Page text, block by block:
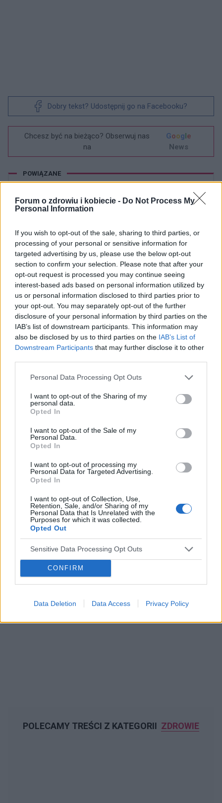
Forum o zdrowiu i kobiecie - Do Not Process My
Personal Information
If you wish to opt-out of the sale, sharing to third parties, or
processing of your personal or sensitive information for
targeted advertising by us, please use the below opt-out
section to confirm your selection. Please note that after your
opt-out request is processed you may continue seeing
interest-based ads based on personal information utilized by
us or personal information disclosed to third parties prior to
your opt-out. You may separately opt-out of the further
disclosure of your personal information by third parties on the
IAB’s list of downstream participants. This information may
also be disclosed by us to third parties on the IAB’s List of
Downstream Participants that may further disclose it to other
Personal Data Processing Opt Outs
I want to opt-out of the Sharing of my
personal data.
Opted In
I want to opt-out of the Sale of my
Personal Data.
Opted In
I want to opt-out of processing my
Personal Data for Targeted Advertising.
Opted In
I want to opt-out of Collection, Use,
Retention, Sale, and/or Sharing of my
Personal Data that Is Unrelated with the
Purposes for which it was collected.
Opted Out
Sensitive Data Processing Opt Outs
CONFIRM
Data Deletion Data Access Privacy Policy
Dobry tekst? Udostępnij go na Facebooku?
Chcesz być na bieżąco? Obserwuj nas
na
Google
News
POWIĄZANE
Wyprysk z podrażnienia
Zobacz także w języku english español français
deutsch
Treści i materiały zawarte w tym serwisie mają charakter
edukacyjno-informacyjny. Wydawca i redakcja serwisu nie ponosi
odpowiedzialności za efekty ich zastosowania. Przed
zastosowaniem porad i wskazówek zawartych w serwisie, należy
bezwzględnie skonsultować się z lekarzem.
POLECAMY TREŚCI Z KATEGORII ZDROWIE